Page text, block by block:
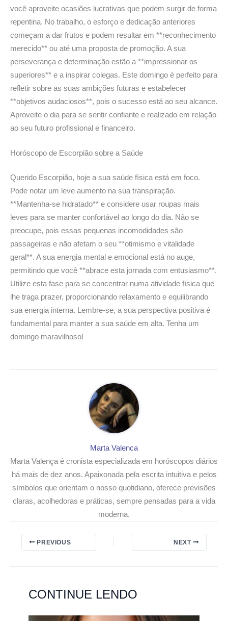
você aproveite ocasiões lucrativas que podem surgir de forma
repentina. No trabalho, o esforço e dedicação anteriores
começam a dar frutos e podem resultar em **reconhecimento
merecido** ou até uma proposta de promoção. A sua
perseverança e determinação estão a **impressionar os
superiores** e a inspirar colegas. Este domingo é perfeito para
refletir sobre as suas ambições futuras e estabelecer
**objetivos audaciosos**, pois o sucesso está ao seu alcance.
Aproveite o dia para se sentir confiante e realizado em relação
ao seu futuro profissional e financeiro.
Horóscopo de Escorpião sobre a Saúde
Querido Escorpião, hoje a sua saúde física está em foco.
Pode notar um leve aumento na sua transpiração.
**Mantenha-se hidratado** e considere usar roupas mais
leves para se manter confortável ao longo do dia. Não se
preocupe, pois essas pequenas incomodidades são
passageiras e não afetam o seu **otimismo e vitalidade
geral**. A sua energia mental e emocional está no auge,
permitindo que você **abrace esta jornada com entusiasmo**.
Utilize esta fase para se concentrar numa atividade física que
lhe traga prazer, proporcionando relaxamento e equilibrando
sua energia interna. Lembre-se, a sua perspectiva positiva é
fundamental para manter a sua saúde em alta. Tenha um
domingo maravilhoso!
Marta Valenca
Marta Valença é cronista especializada em horóscopos diários
há mais de dez anos. Apaixonada pela escrita intuitiva e pelos
símbolos que orientam o nosso quotidiano, oferece previsões
claras, acolhedoras e práticas, sempre pensadas para a vida
moderna.
PREVIOUS NEXT
CONTINUE LENDO